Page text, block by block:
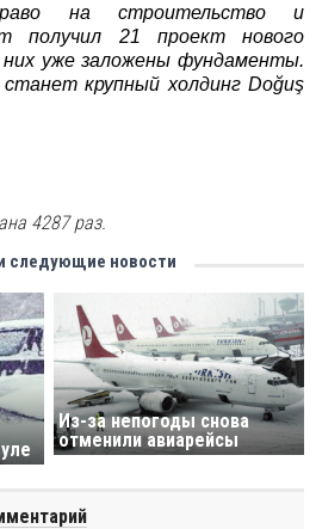
на строительство и
получил 21 проект нового
уже заложены фундаменты.
крупный холдинг Doğuş
4287 раз.
следующие новости
Из-за непогоды снова
отменили авиарейсы